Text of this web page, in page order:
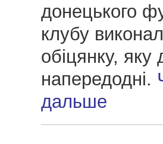
донецького
клубу
обіцянку, яку
напередодні.
дальше